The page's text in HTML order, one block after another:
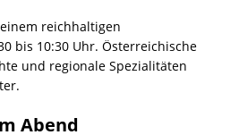
reichhaltigen
bis 10:30 Uhr. Österreichische
und regionale Spezialitäten
Abend